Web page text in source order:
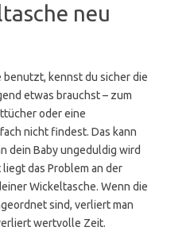
neu
kennst du sicher die
etwas brauchst – zum
oder eine
nicht findest. Das kann
dein Baby ungeduldig wird
das Problem an der
Wickeltasche. Wenn die
sind, verliert man
wertvolle Zeit.